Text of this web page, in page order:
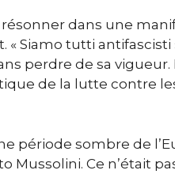
dans une
Siamo tutti antifascisti
perdre de sa vigueur.
de la lutte contre
période sombre de
Mussolini. Ce n’était